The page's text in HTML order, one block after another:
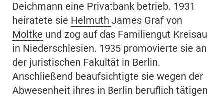
Deichmann eine Privatbank betrieb. 1931
heiratete sie Helmuth James Graf von
Moltke und zog auf das Familiengut Kreisau
in Niederschlesien. 1935 promovierte sie an
der juristischen Fakultät in Berlin.
Anschließend beaufsichtigte sie wegen der
Abwesenheit ihres in Berlin beruflich tätigen